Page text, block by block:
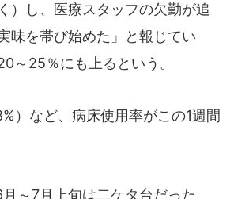
）し、医療スタッフの欠勤が追
味を帯び始めた」と報じてい
～25％にも上るという。
など、病床使用率がこの1週間
～7月上旬は二ケタ台だった